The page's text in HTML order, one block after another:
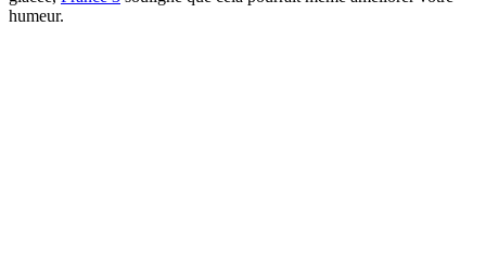
humeur.